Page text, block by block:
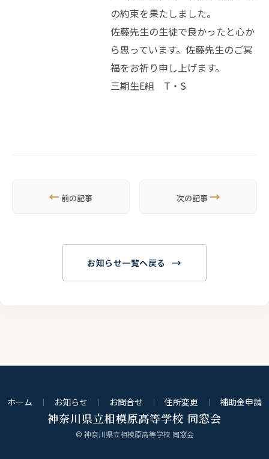
の約束を果たしました。
佐藤先生の生徒で良かったと心か
ら思っています。佐藤先生のご冥
福をお祈り申し上げます。
三期生E組 T・S
← 前の記事 次の記事→
お知らせ一覧へ戻る →
ホーム お知らせ お問合せ 住所変更 補助金申請
神奈川県立相模原高等学校 同窓会
© 神奈川県立相模原高等学校 同窓会